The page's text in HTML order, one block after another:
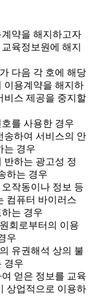
약을 해지하고자
육정보원에 해지
다음 각 호에 해당
이용계약을 해지하
비스 제공을 중지할
를 사용한 경우
송하여 서비스의 안
는 경우
반하는 광고성 정
하는 경우
작동이나 정보 등
컴퓨터 바이러스
는 경우
회로부터의 이용
우
유권해석 상의 불
경우
얻은 정보를 교육
상업적으로 이용하